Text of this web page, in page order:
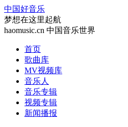
中国好音乐
梦想在这里起航
haomusic.cn 中国音乐世界
首页
歌曲库
MV视频库
音乐人
音乐专辑
视频专辑
新闻播报